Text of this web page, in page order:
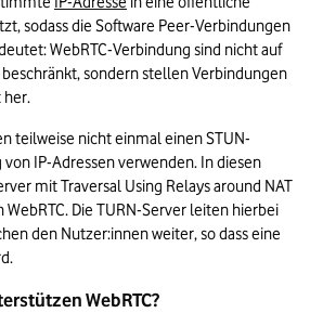
sodass die Software Peer-Verbindungen
WebRTC-Verbindung sind nicht auf
sondern stellen Verbindungen
her.
teilweise nicht einmal einen STUN-
IP-Adressen verwenden. In diesen
mit Traversal Using Relays around NAT
WebRTC. Die TURN-Server leiten hierbei
den Nutzer:innen weiter, so dass eine
WebRTC?